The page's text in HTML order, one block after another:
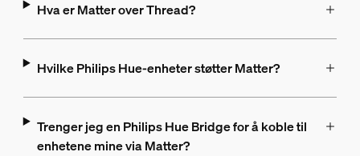
Hva er Matter over Thread?
Hvilke Philips Hue-enheter støtter Matter?
Trenger jeg en Philips Hue Bridge for å koble til
enhetene mine via Matter?